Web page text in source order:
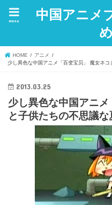
中国アニメ
menu
HOME
アニメ
少し異色な中国アニメ「百变宝贝」 魔女ネ
2013.03.25
少し異色な中国アニ
と子供たちの不思議な